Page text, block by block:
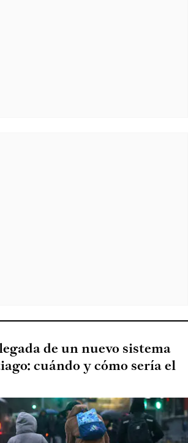
de un nuevo sistema
cuándo y cómo sería el